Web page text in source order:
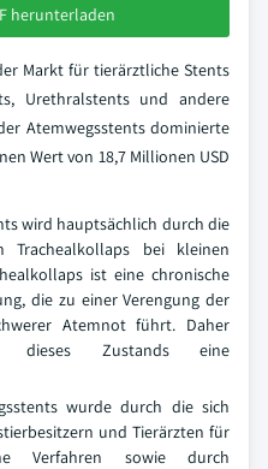
herunterladen
Markt für tierärztliche Stents
Urethralstents und andere
Atemwegsstents dominierte
Wert von 18,7 Millionen USD
wird hauptsächlich durch die
Trachealkollaps bei kleinen
ist eine chronische
die zu einer Verengung der
Atemnot führt. Daher
dieses Zustands eine
wurde durch die sich
und Tierärzten für
Verfahren sowie durch